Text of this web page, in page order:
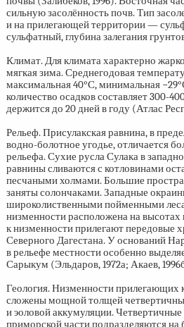
сильную засолённость почв. Тип
и на прилегающей территории —
сульфатный, глубина залегания
Климат. Для климата характерно
мягкая зима. Среднегодовая
максимальная 40°С, минимальная
количество осадков составляет300-
держится до 20 дней в году (Атлас
Рельеф. Присулакская равнина, в
водно-болотное угодье, отличается
рельефа. Сухие русла Сулака в
равнины сливаются с котловинами
песчаными холмами. Большие
заняты солончаками. Западные
широколиственными пойменными
низменности расположена на
к низменности прилегают передовые
Северного Дагестана. У оснований
в рельефе местности особенно
Сарыкум (Эльдаров, 1972а; Акаев,
Геология. Низменности прилегающих
сложены мощной толщей
и эоловой аккумуляции.
приморской части подразделяются на